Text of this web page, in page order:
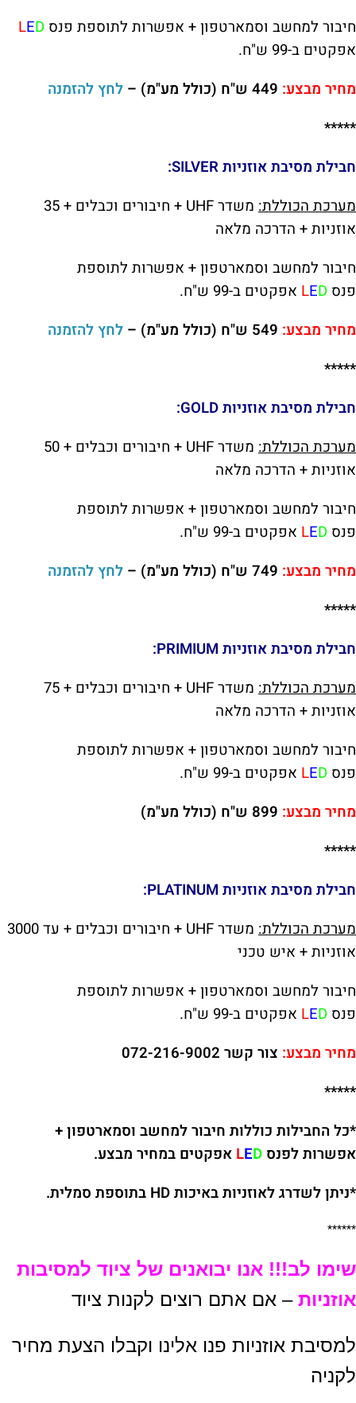
חיבור למחשב וסמארטפון + אפשרות לתוספת פנס
LED
אפקטים ב-99 ש"ח.
מחיר מבצע: 449 ש"ח (כולל מע"מ) –
לחץ להזמנה
*****
חבילת מסיבת אוזניות
מערכת הכוללת:
משדר UHF + חיבורים וכבלים + 35
אוזניות + הדרכה מלאה
חיבור למחשב וסמארטפון + אפשרות לתוספת
פנס
LED
אפקטים ב-99 ש"ח.
מחיר מבצע:
לחץ להזמנה
*****
חבילת מסיבת אוזניות
מערכת הכוללת:
משדר UHF + חיבורים וכבלים + 50
אוזניות + הדרכה מלאה
חיבור למחשב וסמארטפון + אפשרות לתוספת
פנס
LED
אפקטים ב-99 ש"ח.
מחיר מבצע:
לחץ להזמנה
*****
חבילת מסיבת אוזניות
מערכת הכוללת:
משדר UHF + חיבורים וכבלים + 75
אוזניות + הדרכה מלאה
חיבור למחשב וסמארטפון + אפשרות לתוספת
פנס
LED
אפקטים ב-99 ש"ח.
מחיר מבצע:
*****
חבילת מסיבת אוזניות
מערכת הכוללת:
משדר UHF + חיבורים וכבלים + עד 3000
אוזניות + איש טכני
חיבור למחשב וסמארטפון + אפשרות לתוספת
פנס
LED
אפקטים ב-99 ש"ח.
מחיר מבצע: צור קשר 072-216-9002
*****
*כל החבילות כוללות חיבור למחשב וסמארטפון +
אפשרות לפנס
LED
אפקטים במחיר מבצע.
*ניתן לשדרג לאוזניות באיכות HD בתוספת סמלית.
******
שימו לב!!! אנו יבואנים של ציוד למסיבות
אוזניות – אם אתם רוצים לקנות ציוד
למסיבת אוזניות פנו אלינו וקבלו הצעת מחיר
לקניה